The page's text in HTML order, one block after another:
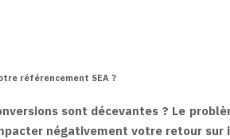
référencement SEA ?
sont décevantes ? Le
négativement votre retour sur